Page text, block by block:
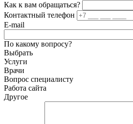
Как к вам обращаться?
Контактный телефон
E-mail
По какому вопросу?
Выбрать
Услуги
Врачи
Вопрос специалисту
Работа сайта
Другое